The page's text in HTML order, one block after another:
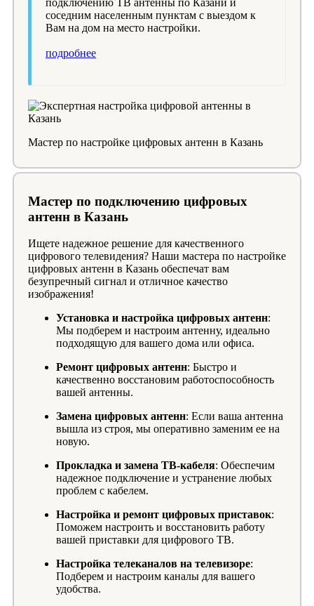
подключению ТВ антенны по Казани и
соседним населенным пунктам с выездом к
Вам на дом на место настройки.
подробнее
Мастер по настройке цифровых антенн в Казань
Мастер по подключению цифровых
антенн в Казань
Ищете надежное решение для качественного
цифрового телевидения? Наши мастера по настройке
цифровых антенн в Казань обеспечат вам
безупречный сигнал и отличное качество
изображения!
Установка и настройка цифровых антенн:
Мы подберем и настроим антенну, идеально
подходящую для вашего дома или офиса.
Ремонт цифровых антенн: Быстро и
качественно восстановим работоспособность
вашей антенны.
Замена цифровых антенн: Если ваша антенна
вышла из строя, мы оперативно заменим ее на
новую.
Прокладка и замена ТВ-кабеля: Обеспечим
надежное подключение и устранение любых
проблем с кабелем.
Настройка и ремонт цифровых приставок:
Поможем настроить и восстановить работу
вашей приставки для цифрового ТВ.
Настройка телеканалов на телевизоре:
Подберем и настроим каналы для вашего
удобства.